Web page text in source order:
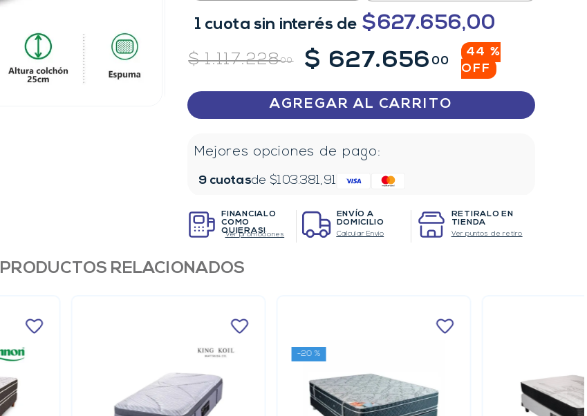
1 cuota sin interés de $627.656,00
$ 1.117.22800 $ 627.656 00
44 %
OFF
AGREGAR AL CARRITO
Mejores opciones de pago:
9cuotasde $103.381,91
Ver promociones
FINANCIALO
COMO
QUIERAS!
ENVÍO A
DOMICILIO
Calcular Envio
RETIRALO EN
TIENDA
Ver puntos de retiro
PRODUCTOS RELACIONADOS
-20 %